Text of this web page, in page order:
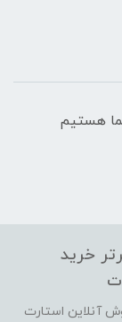
خرید
آنلاین استارت